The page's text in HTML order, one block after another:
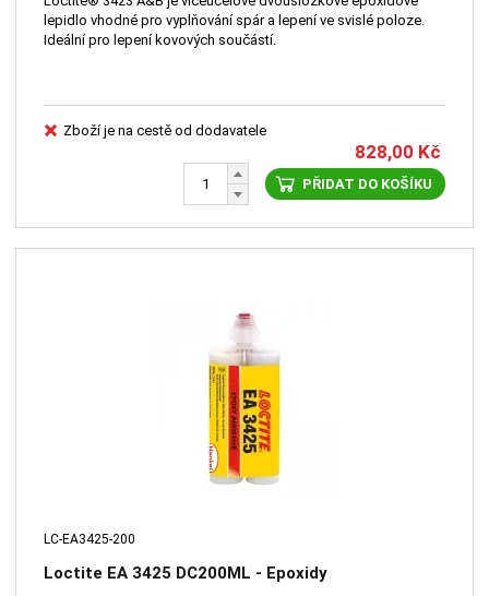
lepidlo vhodné pro vyplňování spár a lepení ve svislé poloze.
Ideální pro lepení kovových součástí.
Zboží je na cestě od dodavatele
828,00 Kč
PŘIDAT DO KOŠÍKU
LC-EA3425-200
Loctite EA 3425 DC200ML - Epoxidy